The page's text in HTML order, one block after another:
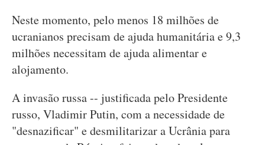
Neste momento, pelo menos 18 milhões de
ucranianos precisam de ajuda humanitária e 9,3
milhões necessitam de ajuda alimentar e
alojamento.
A invasão russa -- justificada pelo Presidente
russo, Vladimir Putin, com a necessidade de
"desnazificar" e desmilitarizar a Ucrânia para